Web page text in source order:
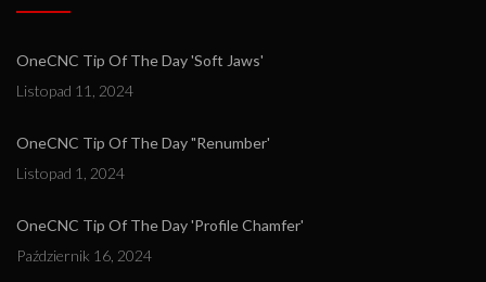
OneCNC Tip Of The Day 'Soft Jaws'
Listopad 11, 2024
OneCNC Tip Of The Day "Renumber'
Listopad 1, 2024
OneCNC Tip Of The Day 'Profile Chamfer'
Październik 16, 2024